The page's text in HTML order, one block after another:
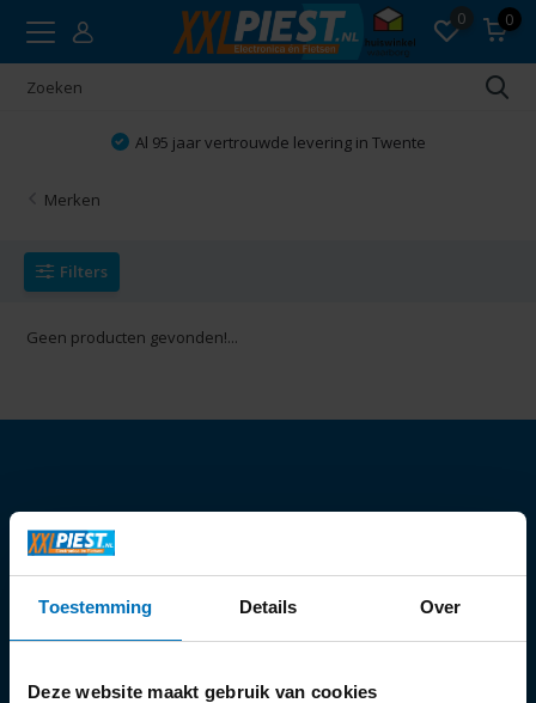
Toestemming Details Over
Deze website maakt gebruik van cookies
0 0
Al 95 jaar vertrouwde levering in Twente
Merken
Filters
Geen producten gevonden!...
Openingstijden:
Ma:
13:30 - 18:00 uur
09:30 - 18:00 uur
Za:
09:00 - 17:00 uur